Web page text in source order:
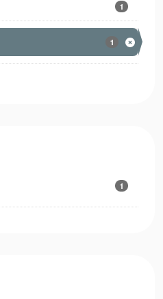
1
1
1